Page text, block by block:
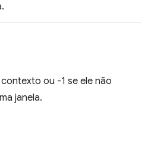
ou -1 se ele não
janela.